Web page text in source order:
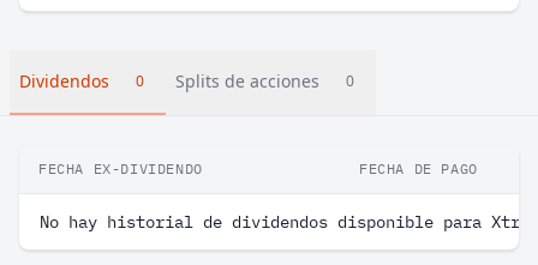
Dividendos 0 Splits de acciones 0
FECHA EX-DIVIDENDO FECHA DE PAGO
No hay historial de dividendos disponible para